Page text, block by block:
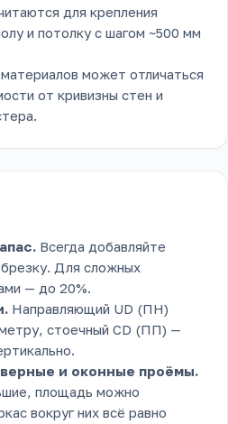
для крепления
и потолку с шагом ~500 мм
может отличаться
от кривизны стен и
Всегда добавляйте
Для сложных
— до 20%.
Направляющий UD (ПН)
стоечный CD (ПП) —
и оконные проёмы.
площадь можно
вокруг них всё равно